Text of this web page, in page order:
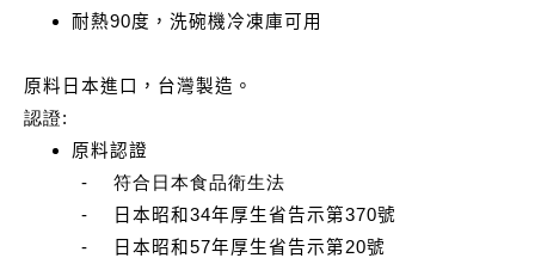
耐熱90度，洗碗機冷凍庫可用
原料日本進口，台灣製造。
認證:
原料認證
-
符合日本食品衛生法
-
日本昭和34年厚生省告示第370號
-
日本昭和57年厚生省告示第20號